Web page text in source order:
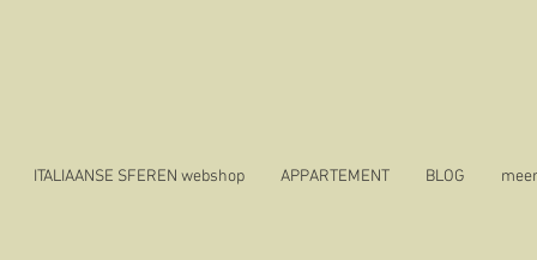
ITALIAANSE SFEREN webshop APPARTEMENT BLOG